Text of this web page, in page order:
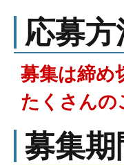
応募方
募集は締め
たくさんの
募集期